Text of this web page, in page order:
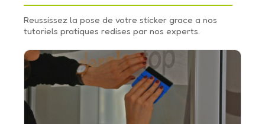
Reussissez la pose de votre sticker grace a nos
tutoriels pratiques redises par nos experts.